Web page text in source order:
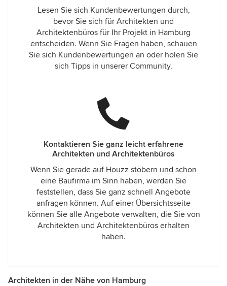
Lesen Sie sich Kundenbewertungen durch,
bevor Sie sich für Architekten und
Architektenbüros für Ihr Projekt in Hamburg
entscheiden. Wenn Sie Fragen haben, schauen
Sie sich Kundenbewertungen an oder holen Sie
sich Tipps in unserer Community.
Kontaktieren Sie ganz leicht erfahrene
Architekten und Architektenbüros
Wenn Sie gerade auf Houzz stöbern und schon
eine Baufirma im Sinn haben, werden Sie
feststellen, dass Sie ganz schnell Angebote
anfragen können. Auf einer Übersichtsseite
können Sie alle Angebote verwalten, die Sie von
Architekten und Architektenbüros erhalten
haben.
Architekten in der Nähe von Hamburg